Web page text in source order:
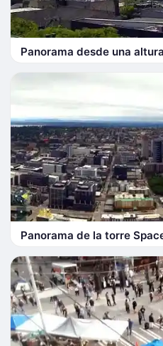
Panorama desde una
Panorama de la torre